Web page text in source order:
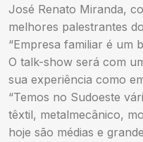
José Renato Miranda,
melhores palestrantes
“Empresa familiar é um
O talk-show será com
sua experiência como
“Temos no Sudoeste
têxtil, metalmecânico,
hoje são médias e